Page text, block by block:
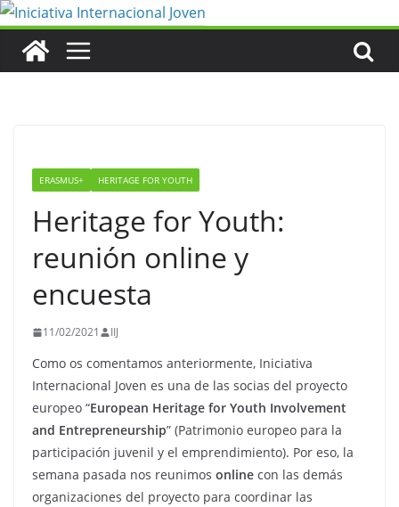
Saltar
contenido
ERASMUS+ HERITAGE FOR YOUTH
Heritage for Youth:
reunión online y
encuesta
11/02/2021 IIJ
Como os comentamos anteriormente, Iniciativa
Internacional Joven es una de las socias del proyecto
europeo “European Heritage for Youth Involvement
and Entrepreneurship” (Patrimonio europeo para la
participación juvenil y el emprendimiento). Por eso, la
semana pasada nos reunimos online con las demás
organizaciones del proyecto para coordinar las